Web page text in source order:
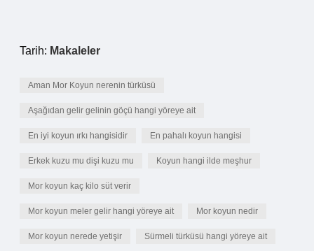
Tarih: Makaleler
Aman Mor Koyun nerenin türküsü
Aşağıdan gelir gelinin göçü hangi yöreye ait
En iyi koyun ırkı hangisidir En pahalı koyun hangisi
Erkek kuzu mu dişi kuzu mu Koyun hangi ilde meşhur
Mor koyun kaç kilo süt verir
Mor koyun meler gelir hangi yöreye ait Mor koyun nedir
Mor koyun nerede yetişir Sürmeli türküsü hangi yöreye ait